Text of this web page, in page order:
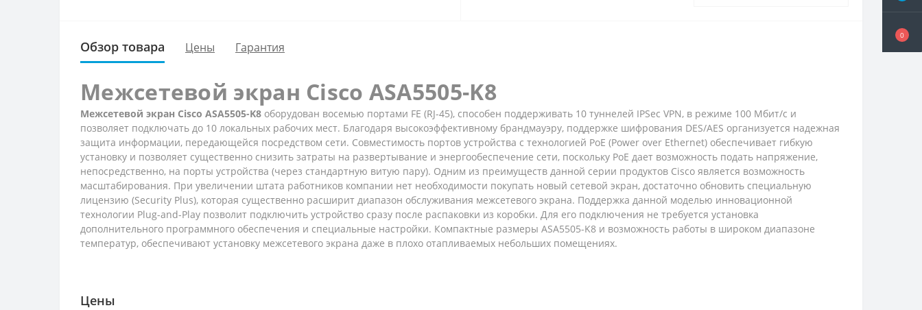
0
Обзор товара Цены Гарантия
Межсетевой экран Cisco ASA5505-K8
Межсетевой экран Cisco ASA5505-K8 оборудован восемью портами FE (RJ-45), способен поддерживать 10 туннелей IPSec VPN, в режиме 100 Мбит/с и
позволяет подключать до 10 локальных рабочих мест. Благодаря высокоэффективному брандмауэру, поддержке шифрования DES/AES организуется надежная
защита информации, передающейся посредством сети. Совместимость портов устройства с технологией PoE (Power over Ethernet) обеспечивает гибкую
установку и позволяет существенно снизить затраты на развертывание и энергообеспечение сети, поскольку PoE дает возможность подать напряжение,
непосредственно, на порты устройства (через стандартную витую пару). Одним из преимуществ данной серии продуктов Cisco является возможность
масштабирования. При увеличении штата работников компании нет необходимости покупать новый сетевой экран, достаточно обновить специальную
лицензию (Security Plus), которая существенно расширит диапазон обслуживания межсетевого экрана. Поддержка данной моделью инновационной
технологии Plug-and-Play позволит подключить устройство сразу после распаковки из коробки. Для его подключения не требуется установка
дополнительного программного обеспечения и специальные настройки. Компактные размеры ASA5505-K8 и возможность работы в широком диапазоне
температур, обеспечивают установку межсетевого экрана даже в плохо отапливаемых небольших помещениях.
Цены